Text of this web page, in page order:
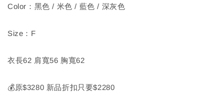
Color：黑色 / 米色 / 藍色 / 深灰色
Size：F
衣長62 肩寬56 胸寬62
💰原$3280 新品折扣只要$2280